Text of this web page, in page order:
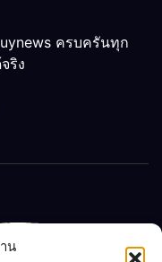
น
ครบครันทุก
ริง
หญิง 12 ขวบ